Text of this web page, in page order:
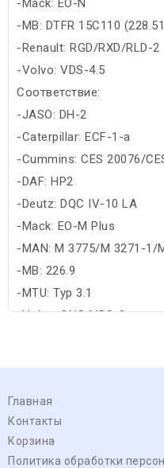
-MB: DTFR 15C110
-Renault: RGD/RXD/RLD-2
-Volvo: VDS-4.5
Соответствие:
-JASO: DH-2
-Caterpillar: ECF-1-a
-Cummins: CES 20076/
-DAF: HP2
-Deutz: DQC IV-10 LA
-Mack: EO-M Plus
-MAN: M 3775/M 3271-1/
-MB: 226.9
-MTU: Typ 3.1
-Volvo: CNG/VDS-3
Главная
Контакты
Корзина
Политика обработки